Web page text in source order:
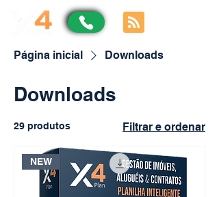
Página inicial Downloads
Downloads
29 produtos Filtrar e ordenar
NEW